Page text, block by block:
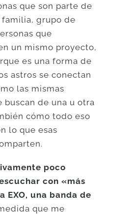
que son parte de
familia, grupo de
que
un mismo proyecto,
es una forma de
astros se conectan
las mismas
buscan de una u otra
cómo todo eso
lo que esas
poco
con «más
EXO, una banda de
que me